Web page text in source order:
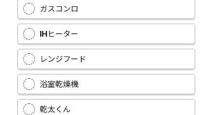
ガスコンロ
IHヒーター
レンジフード
浴室乾燥機
乾太くん